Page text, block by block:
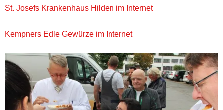
St. Josefs Krankenhaus Hilden im Internet
Kempners Edle Gewürze im Internet